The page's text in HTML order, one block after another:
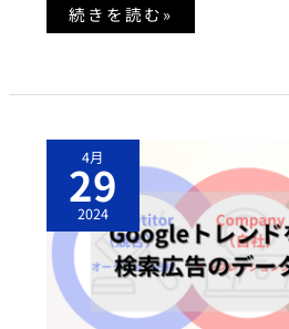
続きを読む»
4月
29
2024
自
社
要
因、
競
合
要
因、
ト
レ
ン
ド